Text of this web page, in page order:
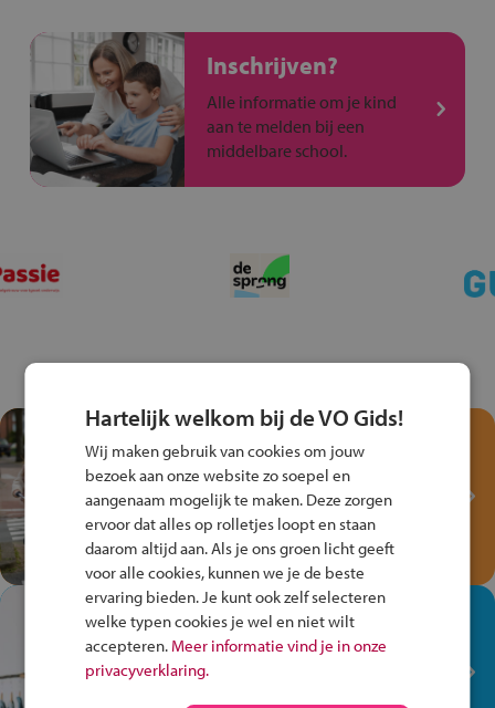
Inschrijven?
Alle informatie om je kind
aan te melden bij een
middelbare school.
Test je kennis met het
Fiets Veilig
Verkeersspel!
Speel het Fiets Veilig Verkeersspel
en win een Cortina-fiets!
In de winkel ben je op je
plek!
Ontdek via het vmbo jouw talent
op de winkelvloer, waar elke dag
Hartelijk welkom bij de VO Gids!
Wij maken gebruik van cookies om jouw
bezoek aan onze website zo soepel en
aangenaam mogelijk te maken. Deze zorgen
ervoor dat alles op rolletjes loopt en staan
daarom altijd aan. Als je ons groen licht geeft
voor alle cookies, kunnen we je de beste
ervaring bieden. Je kunt ook zelf selecteren
welke typen cookies je wel en niet wilt
accepteren. Meer informatie vind je in onze
privacyverklaring.